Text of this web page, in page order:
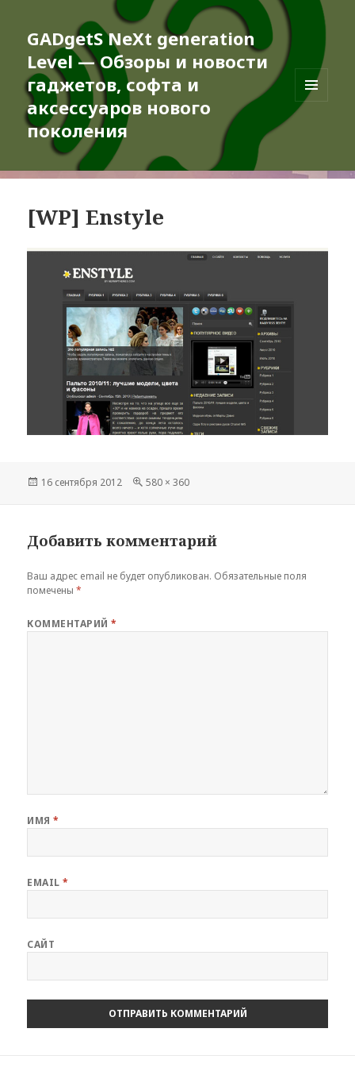
GADgetS NeXt generation
Level — Обзоры и новости
гаджетов, софта и
аксессуаров нового
поколения
МЕНЮ
[WP] Enstyle
Опубликовано
16 сентября 2012
Полный
580 × 360
Добавить комментарий
Ваш адрес email не будет опубликован. Обязательные поля
помечены*
КОММЕНТАРИЙ*
ИМЯ*
EMAIL*
САЙТ